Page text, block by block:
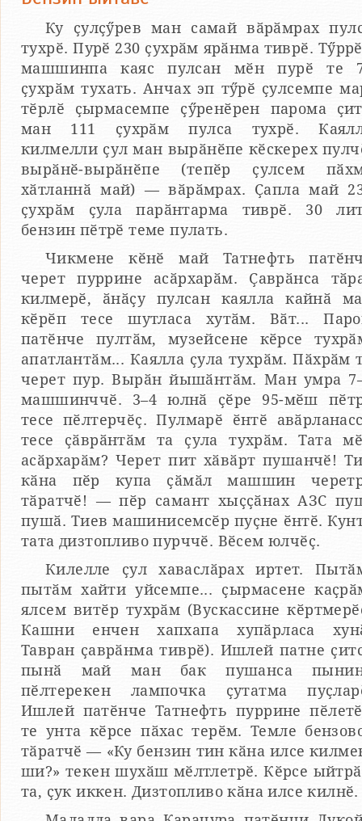
Ку ҫулҫӳрев ман самай вӑрӑмрах
тухрӗ. Пурӗ 230 ҫухрӑм ярӑнма тиврӗ.
машшинпа каяс пулсан мӗн пурӗ те
ҫухрӑм тухать. Анчах эп тӳрӗ ҫулсемпе
тӗрлӗ ҫырмасемпе ҫӳренӗрен парома
ман 111 ҫухрӑм пулса тухрӗ.
килмелли ҫул ман вырӑнӗпе кӗскерех
вырӑнӗ-вырӑнӗпе (тепӗр ҫулсем
хӑтланнӑ май) — вӑрӑмрах. Ҫапла май
ҫухрӑм ҫула парӑнтарма тиврӗ. 30
бензин пӗтрӗ теме пулать.
Чикмене кӗнӗ май Татнефть
черет пуррине асӑрхарӑм. Ҫаврӑнса
килмерӗ, ӑнӑҫу пулсан каялла кайнӑ
кӗрӗп тесе шутласа хутӑм. Вӑт...
патӗнче пултӑм, музейсене кӗрсе
апатлантӑм... Каялла ҫула тухрӑм. Пӑхрӑм
черет пур. Вырӑн йышӑнтӑм. Ман умра
машшинччӗ. 3–4 юлнӑ ҫӗре 95-мӗш
тесе пӗлтерчӗҫ. Пулмарӗ ӗнтӗ
тесе ҫӑврӑнтӑм та ҫула тухрӑм. Тата
асӑрхарӑм? Черет пит хӑвӑрт пушанчӗ!
кӑна пӗр купа ҫӑмӑл машшин
тӑратчӗ! — пӗр самант хыҫҫӑнах АЗС
пушӑ. Тиев машинисемсӗр пуҫне ӗнтӗ.
тата дизтопливо пурччӗ. Вӗсем юлчӗҫ.
Килелле ҫул хаваслӑрах иртет.
пытӑм хайти уйсемпе... ҫырмасене
ялсем витӗр тухрӑм (Вускассине
Кашни енчен хапхапа хупӑрласа
Тавран ҫаврӑнма тиврӗ). Ишлей патне
пынӑ май ман бак пушанса
пӗлтерекен лампочка ҫутатма
Ишлей патӗнче Татнефть пуррине
те унта кӗрсе пӑхас терӗм. Темле
тӑратчӗ — «Ку бензин тин кӑна илсе
ши?» текен шухӑш мӗлтлетрӗ. Кӗрсе
та, ҫук иккен. Дизтопливо кӑна илсе килнӗ.